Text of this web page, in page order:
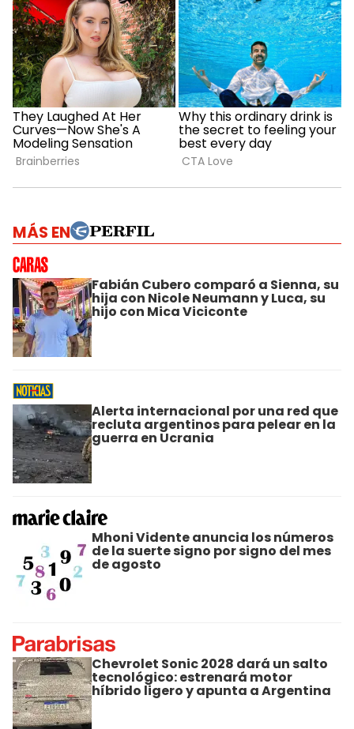
MÁS EN
Fabián Cubero comparó a Sienna, su
hija con Nicole Neumann y Luca, su
hijo con Mica Viciconte
Alerta internacional por una red que
recluta argentinos para pelear en la
guerra en Ucrania
Mhoni Vidente anuncia los números
de la suerte signo por signo del mes
de agosto
Chevrolet Sonic 2028 dará un salto
tecnológico: estrenará motor
híbrido ligero y apunta a Argentina